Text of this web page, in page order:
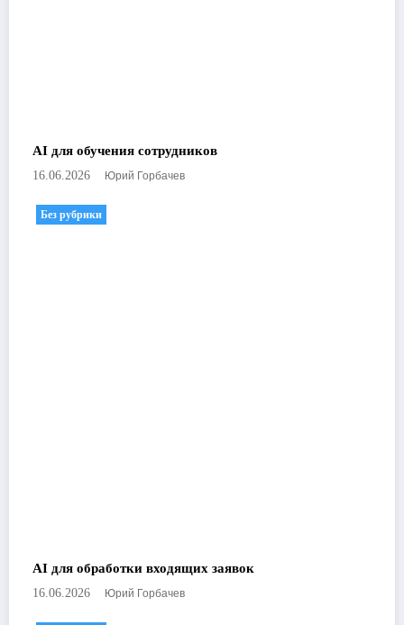
AI для обучения сотрудников
16.06.2026 Юрий Горбачев
Без рубрики
AI для обработки входящих заявок
16.06.2026 Юрий Горбачев